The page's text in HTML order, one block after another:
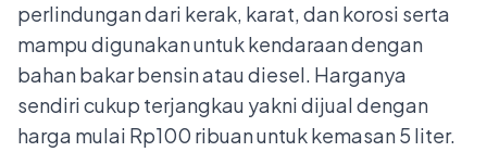
perlindungan dari kerak, karat, dan korosi serta
mampu digunakan untuk kendaraan dengan
bahan bakar bensin atau diesel. Harganya
sendiri cukup terjangkau yakni dijual dengan
harga mulai Rp100 ribuan untuk kemasan 5 liter.